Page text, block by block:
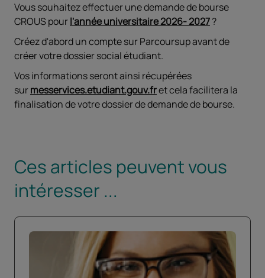
Vous souhaitez effectuer une demande de bourse
CROUS pourl'année universitaire 2026- 2027?
Créez d'abord un compte sur Parcoursup avant de
créer votre dossier social étudiant.
Vos informations seront ainsi récupérées
surmesservices.etudiant.gouv.fret cela facilitera la
finalisation de votre dossier de demande de bourse.
Ces articles peuvent vous
intéresser ...